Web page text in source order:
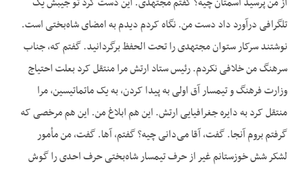
تلگرافی درآورد داد دست من. نگاه کردم دیدم به امضای شاه‌بختی است.
نوشتند سرکار ستوان مجتهدی را تحت الحفظ برگردانید. گفتم که، جناب
سرهنگ من خلافی نکردم. رئیس ستاد ارتش مرا منتقل کرد بعلت احتیاج
وزارت فرهنگ و تیمسار آق اولی به پیدا کردن، به یک ماتماتیسین، مرا
منتقل کرد به دایره جغرافیایی ارتش. این هم ابلاغ من. این هم مرخصی که
گرفتم بروم آنجا. گفت، آقا می‌دانی چیه؟ گفتم، آها. گفت، من مأمور
لشکر شش خوزستانم غیر از حرف تیمسار شاه‌بختی حرف احدی را گوش